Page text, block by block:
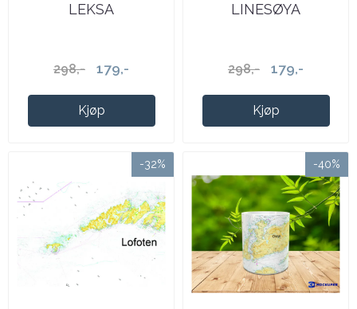
LEKSA
298,- 179,-
Kjøp
LINESØYA
298,- 179,-
Kjøp
-32% -40%